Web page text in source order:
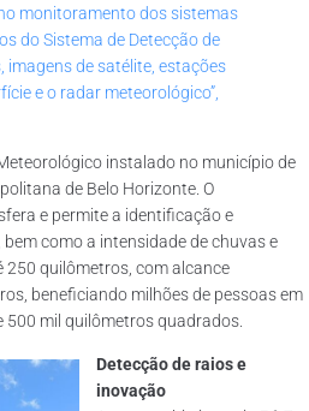
monitoramento dos sistemas
do Sistema de Detecção de
imagens de satélite, estações
e o radar meteorológico”,
instalado no município de
de Belo Horizonte. O
e permite a identificação e
como a intensidade de chuvas e
250 quilômetros, com alcance
beneficiando milhões de pessoas em
mil quilômetros quadrados.
Detecção de raios e
inovação